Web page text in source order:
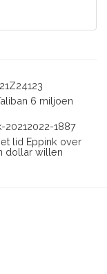
6 miljoen
1887
lid Eppink over
dollar willen